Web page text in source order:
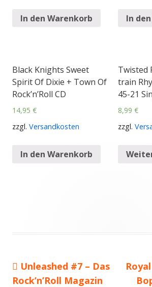
In den Warenkorb In
Black Knights Sweet
Spirit Of Dixie + Town Of
Rock’n’Roll CD
14,95 €
zzgl. Versandkosten
In den Warenkorb
Twisted
train
45-21
8,99 €
zzgl.
Beitragsnavigation
Vorheriger
Beitrag:
Unleashed #7 – Das
Rock’n’Roll Magazin